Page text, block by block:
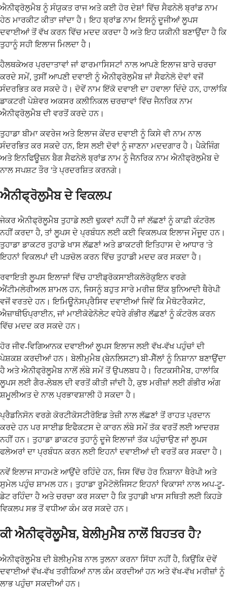
ਐਨੀਫ੍ਰੋਲੁਮੈਬ ਨੂੰ ਸੰਯੁਕਤ ਰਾਜ ਅਤੇ ਕਈ ਹੋਰ ਦੇਸ਼ਾਂ ਵਿੱਚ ਸੈਫਨੇਲੋ ਬ੍ਰਾਂਡ ਨਾਮ
ਹੇਠ ਮਾਰਕੀਟ ਕੀਤਾ ਜਾਂਦਾ ਹੈ। ਇਹ ਬ੍ਰਾਂਡ ਨਾਮ ਇਸਨੂੰ ਦੂਜੀਆਂ ਲੂਪਸ
ਦਵਾਈਆਂ ਤੋਂ ਵੱਖ ਕਰਨ ਵਿੱਚ ਮਦਦ ਕਰਦਾ ਹੈ ਅਤੇ ਇਹ ਯਕੀਨੀ ਬਣਾਉਂਦਾ ਹੈ ਕਿ
ਤੁਹਾਨੂੰ ਸਹੀ ਇਲਾਜ ਮਿਲਦਾ ਹੈ।
ਹੈਲਥਕੇਅਰ ਪ੍ਰਦਾਤਾਵਾਂ ਜਾਂ ਫਾਰਮਾਸਿਸਟਾਂ ਨਾਲ ਆਪਣੇ ਇਲਾਜ ਬਾਰੇ ਚਰਚਾ
ਕਰਦੇ ਸਮੇਂ, ਤੁਸੀਂ ਆਪਣੀ ਦਵਾਈ ਨੂੰ ਐਨੀਫ੍ਰੋਲੁਮੈਬ ਜਾਂ ਸੈਫਨੇਲੋ ਦੋਵਾਂ ਵਜੋਂ
ਸੰਦਰਭਿਤ ਕਰ ਸਕਦੇ ਹੋ। ਦੋਵੇਂ ਨਾਮ ਇੱਕੋ ਦਵਾਈ ਦਾ ਹਵਾਲਾ ਦਿੰਦੇ ਹਨ, ਹਾਲਾਂਕਿ
ਡਾਕਟਰੀ ਪੇਸ਼ੇਵਰ ਅਕਸਰ ਕਲੀਨਿਕਲ ਚਰਚਾਵਾਂ ਵਿੱਚ ਜੈਨਰਿਕ ਨਾਮ
ਐਨੀਫ੍ਰੋਲੁਮੈਬ ਦੀ ਵਰਤੋਂ ਕਰਦੇ ਹਨ।
ਤੁਹਾਡਾ ਬੀਮਾ ਕਵਰੇਜ ਅਤੇ ਇਲਾਜ ਕੇਂਦਰ ਦਵਾਈ ਨੂੰ ਕਿਸੇ ਵੀ ਨਾਮ ਨਾਲ
ਸੰਦਰਭਿਤ ਕਰ ਸਕਦੇ ਹਨ, ਇਸ ਲਈ ਦੋਵਾਂ ਨੂੰ ਜਾਣਨਾ ਮਦਦਗਾਰ ਹੈ। ਪੈਕੇਜਿੰਗ
ਅਤੇ ਇਨਫਿਊਜ਼ਨ ਬੈਗ ਸੈਫਨੇਲੋ ਬ੍ਰਾਂਡ ਨਾਮ ਨੂੰ ਜੈਨਰਿਕ ਨਾਮ ਐਨੀਫ੍ਰੋਲੁਮੈਬ ਦੇ
ਨਾਲ ਸਪਸ਼ਟ ਤੌਰ 'ਤੇ ਪ੍ਰਦਰਸ਼ਿਤ ਕਰਨਗੇ।
ਐਨੀਫ੍ਰੋਲੁਮੈਬ ਦੇ ਵਿਕਲਪ
ਜੇਕਰ ਐਨੀਫ੍ਰੋਲੂਮੈਬ ਤੁਹਾਡੇ ਲਈ ਢੁਕਵਾਂ ਨਹੀਂ ਹੈ ਜਾਂ ਲੱਛਣਾਂ ਨੂੰ ਕਾਫ਼ੀ ਕੰਟਰੋਲ
ਨਹੀਂ ਕਰਦਾ ਹੈ, ਤਾਂ ਲੂਪਸ ਦੇ ਪ੍ਰਬੰਧਨ ਲਈ ਕਈ ਵਿਕਲਪਕ ਇਲਾਜ ਮੌਜੂਦ ਹਨ।
ਤੁਹਾਡਾ ਡਾਕਟਰ ਤੁਹਾਡੇ ਖਾਸ ਲੱਛਣਾਂ ਅਤੇ ਡਾਕਟਰੀ ਇਤਿਹਾਸ ਦੇ ਆਧਾਰ 'ਤੇ
ਇਹਨਾਂ ਵਿਕਲਪਾਂ ਦੀ ਪੜਚੋਲ ਕਰਨ ਵਿੱਚ ਤੁਹਾਡੀ ਮਦਦ ਕਰ ਸਕਦਾ ਹੈ।
ਰਵਾਇਤੀ ਲੂਪਸ ਇਲਾਜਾਂ ਵਿੱਚ ਹਾਈਡ੍ਰੋਕਸਾਈਕਲੋਰੋਕੁਇਨ ਵਰਗੇ
ਐਂਟੀਮਲੇਰੀਅਲ ਸ਼ਾਮਲ ਹਨ, ਜਿਸਨੂੰ ਬਹੁਤ ਸਾਰੇ ਮਰੀਜ਼ ਇੱਕ ਬੁਨਿਆਦੀ ਥੈਰੇਪੀ
ਵਜੋਂ ਵਰਤਦੇ ਹਨ। ਇਮਿਊਨੋਸਪ੍ਰੈਸਿਵ ਦਵਾਈਆਂ ਜਿਵੇਂ ਕਿ ਮੈਥੋਟਰੈਕਸੇਟ,
ਐਜ਼ਾਥੀਓਪ੍ਰਾਈਨ, ਜਾਂ ਮਾਈਕੋਫੇਨੋਲੇਟ ਵਧੇਰੇ ਗੰਭੀਰ ਲੱਛਣਾਂ ਨੂੰ ਕੰਟਰੋਲ ਕਰਨ
ਵਿੱਚ ਮਦਦ ਕਰ ਸਕਦੇ ਹਨ।
ਹੋਰ ਜੀਵ-ਵਿਗਿਆਨਕ ਦਵਾਈਆਂ ਲੂਪਸ ਇਲਾਜ ਲਈ ਵੱਖ-ਵੱਖ ਪਹੁੰਚਾਂ ਦੀ
ਪੇਸ਼ਕਸ਼ ਕਰਦੀਆਂ ਹਨ। ਬੇਲੀਮੁਮੈਬ (ਬੇਨਲਿਸਟਾ) ਬੀ-ਸੈੱਲਾਂ ਨੂੰ ਨਿਸ਼ਾਨਾ ਬਣਾਉਂਦਾ
ਹੈ ਅਤੇ ਐਨੀਫ੍ਰੋਲੂਮੈਬ ਨਾਲੋਂ ਲੰਬੇ ਸਮੇਂ ਤੋਂ ਉਪਲਬਧ ਹੈ। ਰਿਟਕਸੀਮੈਬ, ਹਾਲਾਂਕਿ
ਲੂਪਸ ਲਈ ਗੈਰ-ਲੇਬਲ ਦੀ ਵਰਤੋਂ ਕੀਤੀ ਜਾਂਦੀ ਹੈ, ਕੁਝ ਮਰੀਜ਼ਾਂ ਲਈ ਗੰਭੀਰ ਅੰਗ
ਸ਼ਮੂਲੀਅਤ ਦੇ ਨਾਲ ਪ੍ਰਭਾਵਸ਼ਾਲੀ ਹੋ ਸਕਦਾ ਹੈ।
ਪ੍ਰੈਡਨਿਸੋਨ ਵਰਗੇ ਕੋਰਟੀਕੋਸਟੀਰੋਇਡ ਤੇਜ਼ੀ ਨਾਲ ਲੱਛਣਾਂ ਤੋਂ ਰਾਹਤ ਪ੍ਰਦਾਨ
ਕਰਦੇ ਹਨ ਪਰ ਸਾਈਡ ਇਫੈਕਟਸ ਦੇ ਕਾਰਨ ਲੰਬੇ ਸਮੇਂ ਤੱਕ ਵਰਤੋਂ ਲਈ ਆਦਰਸ਼
ਨਹੀਂ ਹਨ। ਤੁਹਾਡਾ ਡਾਕਟਰ ਤੁਹਾਨੂੰ ਦੂਜੇ ਇਲਾਜਾਂ ਤੱਕ ਪਹੁੰਚਾਉਣ ਜਾਂ ਲੂਪਸ
ਫਲੇਅਰਾਂ ਦਾ ਪ੍ਰਬੰਧਨ ਕਰਨ ਲਈ ਇਹਨਾਂ ਦਵਾਈਆਂ ਦੀ ਵਰਤੋਂ ਕਰ ਸਕਦਾ ਹੈ।
ਨਵੇਂ ਇਲਾਜ ਸਾਹਮਣੇ ਆਉਂਦੇ ਰਹਿੰਦੇ ਹਨ, ਜਿਸ ਵਿੱਚ ਹੋਰ ਨਿਸ਼ਾਨਾ ਥੈਰੇਪੀ ਅਤੇ
ਸੁਮੇਲ ਪਹੁੰਚ ਸ਼ਾਮਲ ਹਨ। ਤੁਹਾਡਾ ਰੂਮੈਟੋਲੋਜਿਸਟ ਇਹਨਾਂ ਵਿਕਾਸਾਂ ਨਾਲ ਅਪ-ਟੂ-
ਡੇਟ ਰਹਿੰਦਾ ਹੈ ਅਤੇ ਚਰਚਾ ਕਰ ਸਕਦਾ ਹੈ ਕਿ ਤੁਹਾਡੀ ਖਾਸ ਸਥਿਤੀ ਲਈ ਕਿਹੜੇ
ਵਿਕਲਪ ਸਭ ਤੋਂ ਵਧੀਆ ਕੰਮ ਕਰ ਸਕਦੇ ਹਨ।
ਕੀ ਐਨੀਫ੍ਰੋਲੂਮੈਬ, ਬੇਲੀਮੁਮੈਬ ਨਾਲੋਂ ਬਿਹਤਰ ਹੈ?
ਐਨੀਫ੍ਰੋਲੂਮੈਬ ਦੀ ਬੇਲੀਮੁਮੈਬ ਨਾਲ ਤੁਲਨਾ ਕਰਨਾ ਸਿੱਧਾ ਨਹੀਂ ਹੈ, ਕਿਉਂਕਿ ਦੋਵੇਂ
ਦਵਾਈਆਂ ਵੱਖ-ਵੱਖ ਤਰੀਕਿਆਂ ਨਾਲ ਕੰਮ ਕਰਦੀਆਂ ਹਨ ਅਤੇ ਵੱਖ-ਵੱਖ ਮਰੀਜ਼ਾਂ ਨੂੰ
ਲਾਭ ਪਹੁੰਚਾ ਸਕਦੀਆਂ ਹਨ।